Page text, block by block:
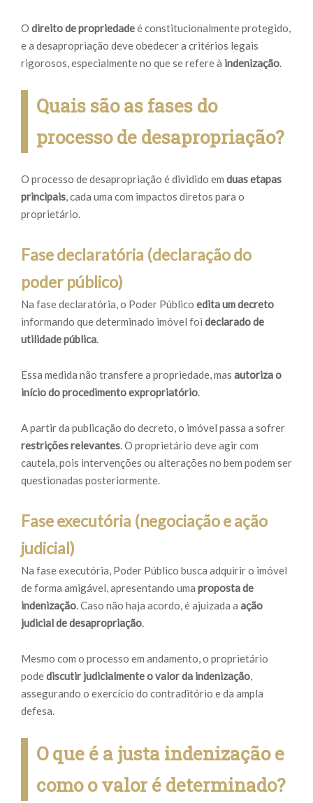
O direito de propriedadeé constitucionalmente protegido,
e a desapropriação deve obedecer a critérios legais
rigorosos, especialmente no que se refere à indenização.
Quais são as fases do
processo de desapropriação?
O processo de desapropriação é dividido em duas etapas
principais, cada uma com impactos diretos para o
proprietário.
Fase declaratória (declaração do
poder público)
Na fase declaratória, o Poder Público edita um decreto
informando que determinado imóvel foi declarado de
utilidade pública.
Essa medida não transfere a propriedade, mas autoriza o
início do procedimento expropriatório.
A partir da publicação do decreto, o imóvel passa a sofrer
restrições relevantes. O proprietário deve agir com
cautela, pois intervenções ou alterações no bem podem ser
questionadas posteriormente.
Fase executória (negociação e ação
judicial)
Na fase executória, Poder Público busca adquirir o imóvel
de forma amigável, apresentando uma proposta de
indenização. Caso não haja acordo, é ajuizada a ação
judicial de desapropriação.
Mesmo com o processo em andamento, o proprietário
podediscutir judicialmente o valor da indenização,
assegurando o exercício do contraditório e da ampla
defesa.
O que é a justa indenização e
como o valor é determinado?